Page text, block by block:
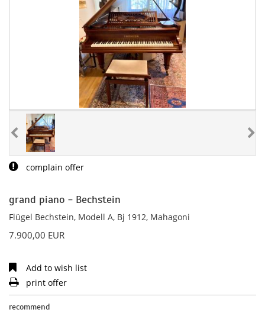
complain offer
grand piano - Bechstein
Flügel Bechstein, Modell A, Bj 1912, Mahagoni
7.900,00 EUR
Add to wish list
print offer
recommend